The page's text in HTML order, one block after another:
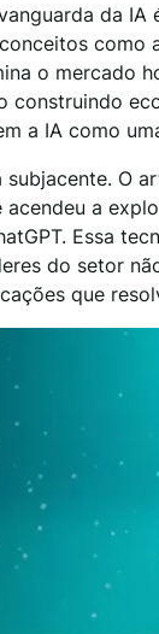
da IA
como
o mercado
construindo
a IA como
O
a
Essa
do setor
que